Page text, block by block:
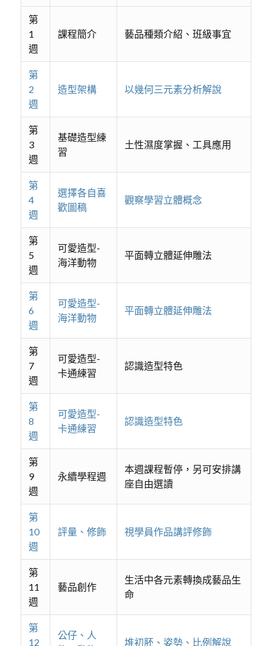
第
1
週
課程簡介 藝品種類介紹、班級事宜
第
2
週
造型架構 以幾何三元素分析解說
第
3
週
基礎造型練
習
土性濕度掌握、工具應用
第
4
週
選擇各自喜
歡圖稿
觀察學習立體概念
第
5
週
可愛造型-
海洋動物
平面轉立體延伸雕法
第
6
週
可愛造型-
海洋動物
平面轉立體延伸雕法
第
7
週
可愛造型-
卡通練習
認識造型特色
第
8
週
可愛造型-
卡通練習
認識造型特色
第
9
週
永續學程週
本週課程暫停，另可安排講
座自由選讀
第
10
週
評量、修飾 視學員作品講評修飾
第
11
週
藝品創作
生活中各元素轉換成藝品生
命
第
12
公仔、人
堆初胚、姿勢、比例解說